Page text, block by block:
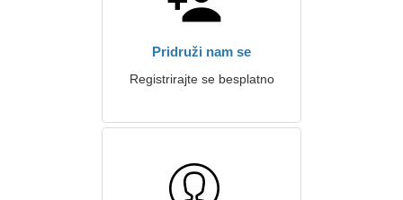
Pridruži nam se
Registrirajte se besplatno